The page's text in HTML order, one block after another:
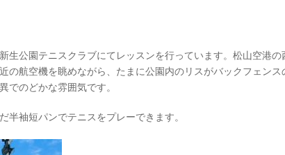
生公園テニスクラブにてレッスンを行っています。松山空港の
の航空機を眺めながら、たまに公園内のリスがバックフェンス
でのどかな雰囲気です。
半袖短パンでテニスをプレーできます。